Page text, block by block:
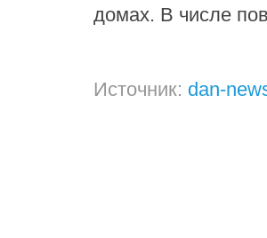
домах. В числе
Источник: dan-